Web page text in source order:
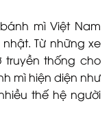
mì Việt Nam
Từ những xe
thống cho
mì hiện diện như
thế hệ người